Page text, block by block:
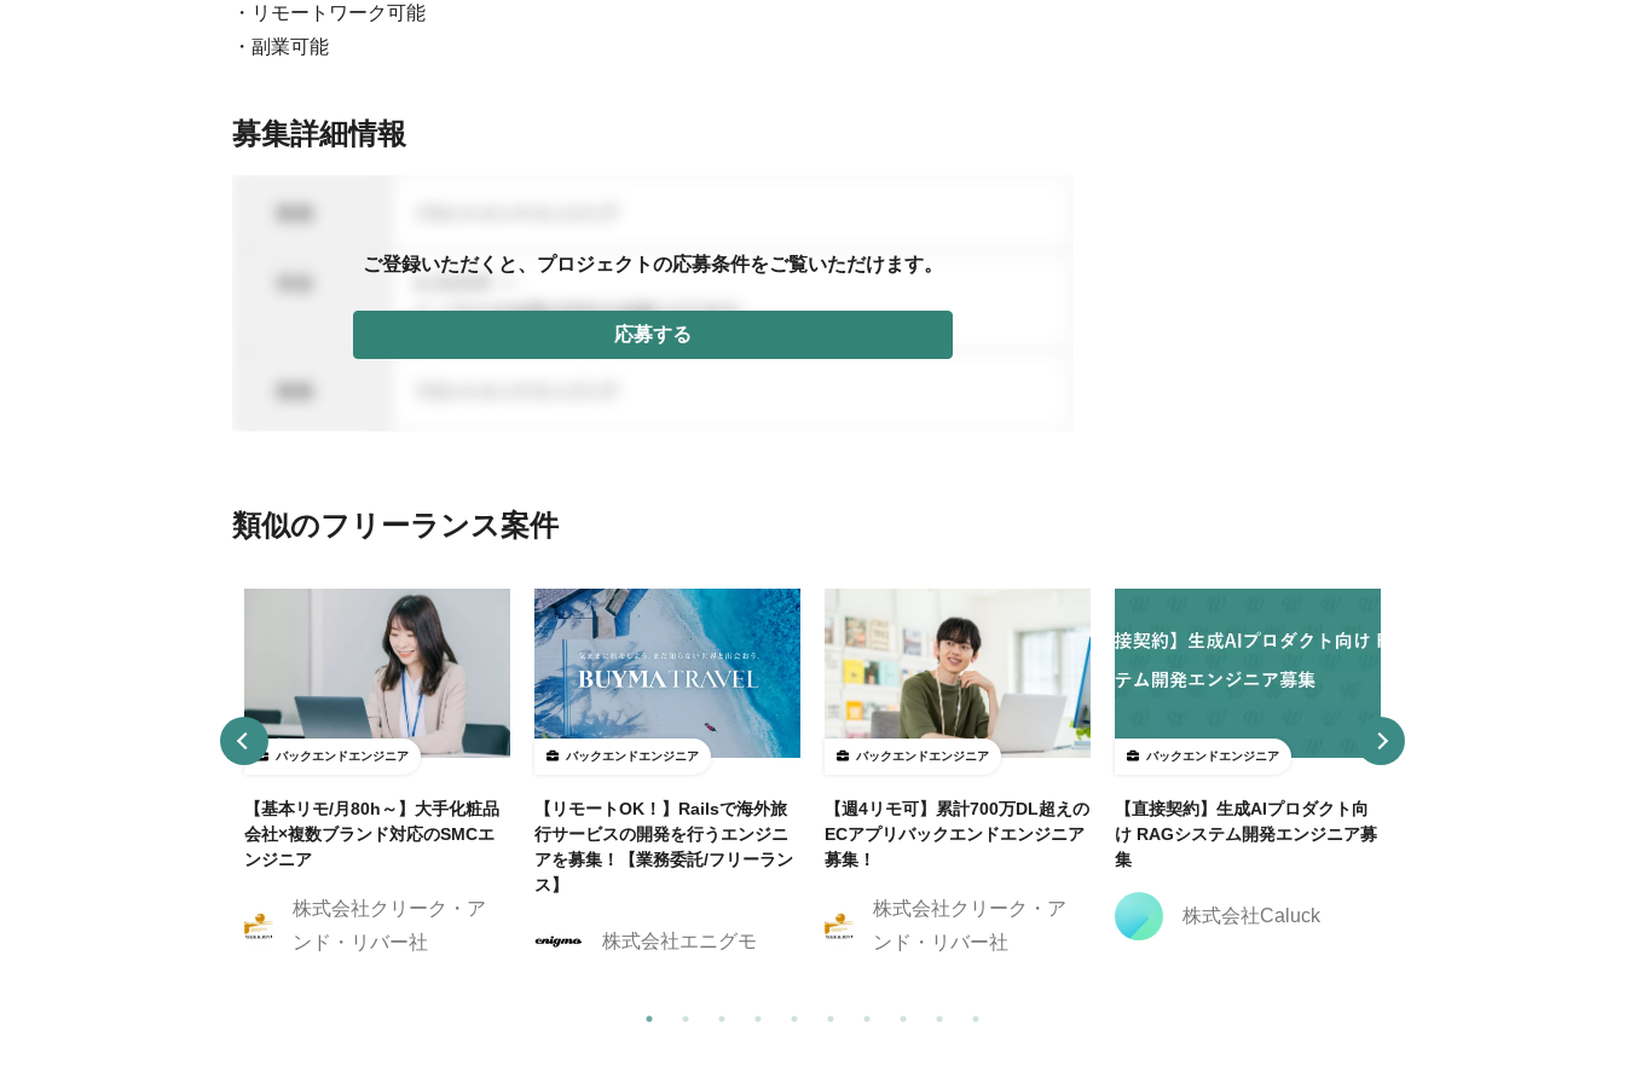
・リモートワーク可能
・副業可能
募集詳細情報
ご登録いただくと、プロジェクトの応募条件をご覧いただけます。
応募する
類似のフリーランス案件
バックエンドエンジニア
【基本リモ/月80h～】大手化粧品
会社×複数ブランド対応のSMCエ
ンジニア
株式会社クリーク・ア
ンド・リバー社
バックエンドエンジニア
【リモートOK！】Railsで海外旅
行サービスの開発を行うエンジニ
アを募集！【業務委託/フリーラン
ス】
株式会社エニグモ
バックエンドエンジニア
【週4リモ可】累計700万DL超えの
ECアプリバックエンドエンジニア
募集！
株式会社クリーク・ア
ンド・リバー社
バックエンドエンジニア
【直接契約】生成AIプロダクト向
け RAGシステム開発エンジニア募
集
株式会社Caluck